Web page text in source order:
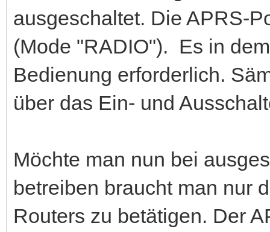
ausgeschaltet. Die APRS-
(Mode "RADIO"). Es in
Bedienung erforderlich.
über das Ein- und
Möchte man nun bei
betreiben braucht man nur
Routers zu betätigen. Der